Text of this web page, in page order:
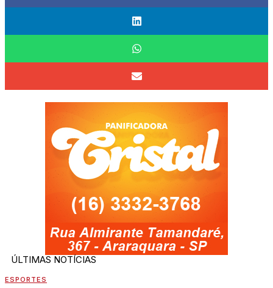
ÚLTIMAS NOTÍCIAS
ESPORTES